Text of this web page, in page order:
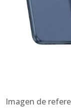
Imagen de